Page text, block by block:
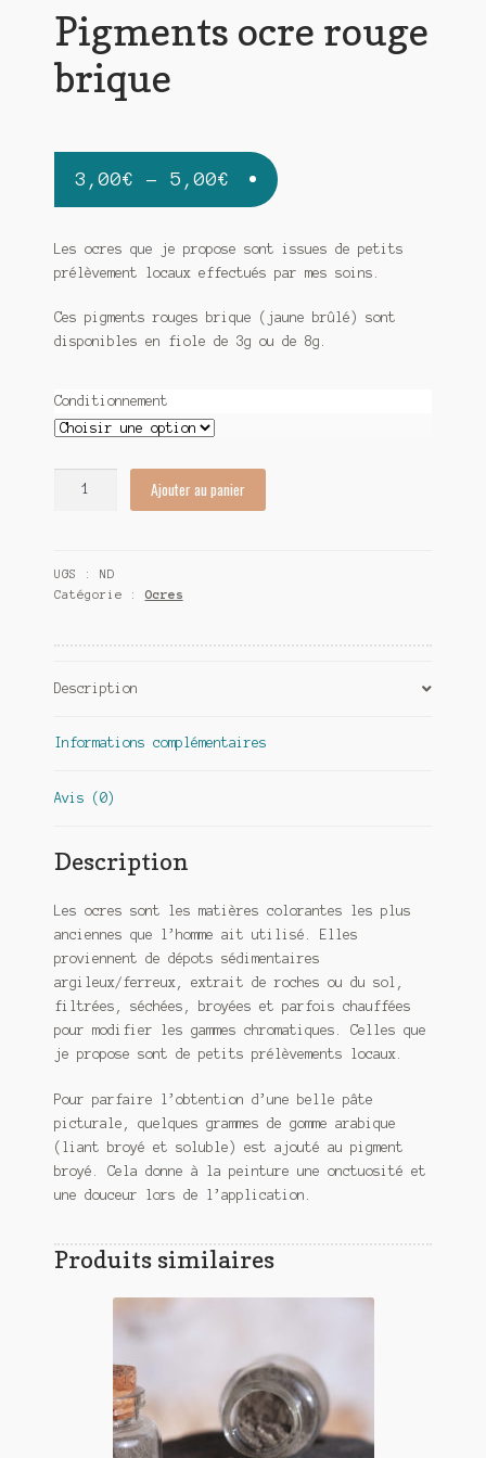
Pigments ocre rouge
brique
3,00€ – 5,00€
Les ocres que je propose sont issues de petits
prélèvement locaux effectués par mes soins.
Ces pigments rouges brique (jaune brûlé) sont
disponibles en fiole de 3g ou de 8g.
Conditionnement
rouge
brique
Ajouter au panier
UGS : ND
Catégorie : Ocres
Description
Informations complémentaires
Avis (0)
Description
Les ocres sont les matières colorantes les plus
anciennes que l’homme ait utilisé. Elles
proviennent de dépots sédimentaires
argileux/ferreux, extrait de roches ou du sol,
filtrées, séchées, broyées et parfois chauffées
pour modifier les gammes chromatiques. Celles que
je propose sont de petits prélèvements locaux.
Pour parfaire l’obtention d’une belle pâte
picturale, quelques grammes de gomme arabique
(liant broyé et soluble) est ajouté au pigment
broyé. Cela donne à la peinture une onctuosité et
une douceur lors de l’application.
Produits similaires